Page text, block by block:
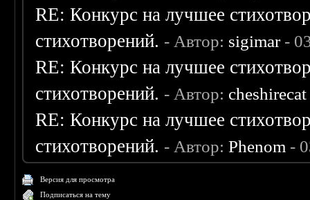
RE: Конкурс на лучшее
стихотворений. - Автор: sigimar-
RE: Конкурс на лучшее
стихотворений. - Автор: cheshirecat
RE: Конкурс на лучшее
стихотворений. - Автор:Phenom -
Версия для просмотра
Подписаться на тему